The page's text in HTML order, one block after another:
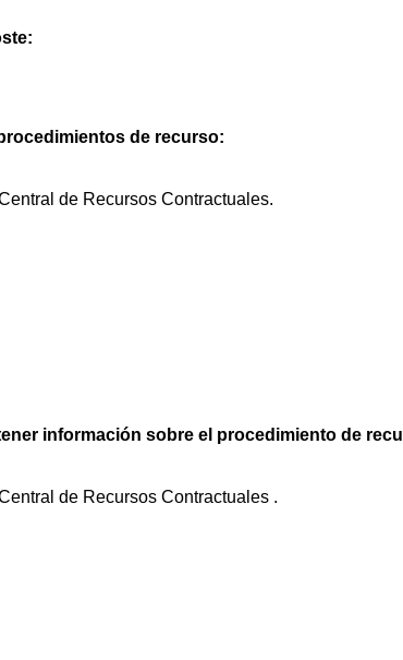
de recurso:
de Recursos Contractuales.
información sobre el procedimiento de
de Recursos Contractuales .